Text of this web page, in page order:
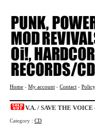
Home - My account - Contact - Policy
V.A. / SAVE THE VOICE
Category : CD